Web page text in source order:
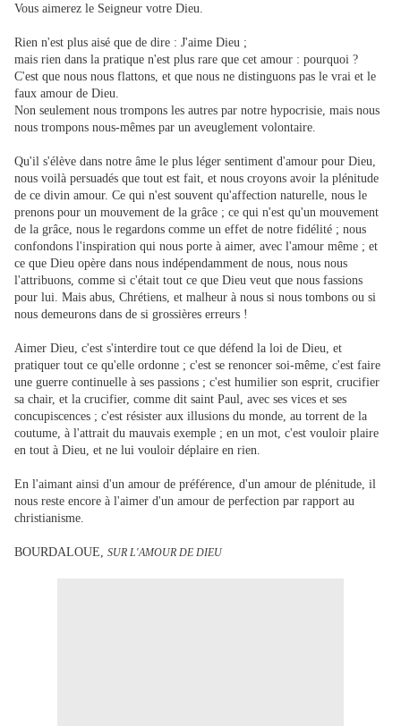
Vous aimerez le Seigneur votre Dieu.
Rien n'est plus aisé que de dire : J'aime Dieu ;
mais rien dans la pratique n'est plus rare que cet amour : pourquoi ?
C'est que nous nous flattons, et que nous ne distinguons pas le vrai et le
faux amour de Dieu.
Non seulement nous trompons les autres par notre hypocrisie, mais nous
nous trompons nous-mêmes par un aveuglement volontaire.
Qu'il s'élève dans notre âme le plus léger sentiment d'amour pour Dieu,
nous voilà persuadés que tout est fait, et nous croyons avoir la plénitude
de ce divin amour. Ce qui n'est souvent qu'affection naturelle, nous le
prenons pour un mouvement de la grâce ; ce qui n'est qu'un mouvement
de la grâce, nous le regardons comme un effet de notre fidélité ; nous
confondons l'inspiration qui nous porte à aimer, avec l'amour même ; et
ce que Dieu opère dans nous indépendamment de nous, nous nous
l'attribuons, comme si c'était tout ce que Dieu veut que nous fassions
pour lui. Mais abus, Chrétiens, et malheur à nous si nous tombons ou si
nous demeurons dans de si grossières erreurs !
Aimer Dieu, c'est s'interdire tout ce que défend la loi de Dieu, et
pratiquer tout ce qu'elle ordonne ; c'est se renoncer soi-même, c'est faire
une guerre continuelle à ses passions ; c'est humilier son esprit, crucifier
sa chair, et la crucifier, comme dit saint Paul, avec ses vices et ses
concupiscences ; c'est résister aux illusions du monde, au torrent de la
coutume, à l'attrait du mauvais exemple ; en un mot, c'est vouloir plaire
en tout à Dieu, et ne lui vouloir déplaire en rien.
En l'aimant ainsi d'un amour de préférence, d'un amour de plénitude, il
nous reste encore à l'aimer d'un amour de perfection par rapport au
christianisme.
BOURDALOUE, SUR L'AMOUR DE DIEU